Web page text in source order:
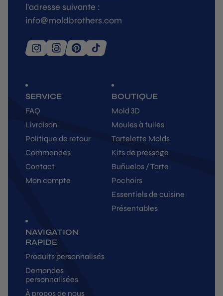
SERVICE
FAQ
Livraison
Politique de retour
Commandes
Contact
Mon compte
BOUTIQUE
Mold 3D
Moules à tuiles
Tartelette Molds
Kits de pressage
Buñuelos / Tarte
Pochoirs
Essentiels de cuisine
Présentables
NAVIGATION
RAPIDE
Produits personnalisés
Demandes
personnalisées
À propos de nous
l'adresse suivante :
info@moldbrothers.com